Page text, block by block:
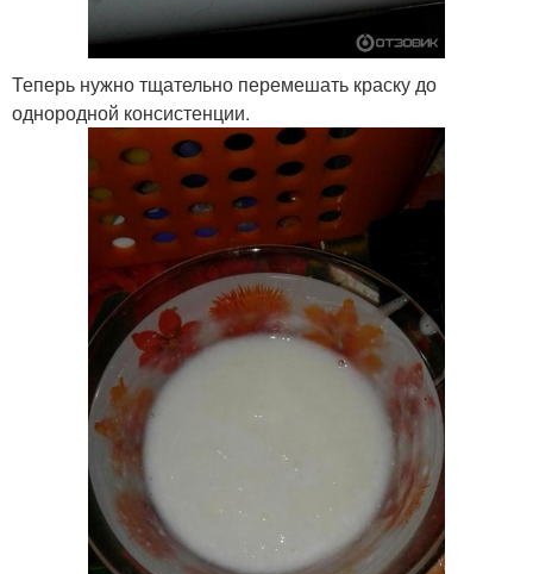
Теперь нужно тщательно перемешать краску до
однородной консистенции.